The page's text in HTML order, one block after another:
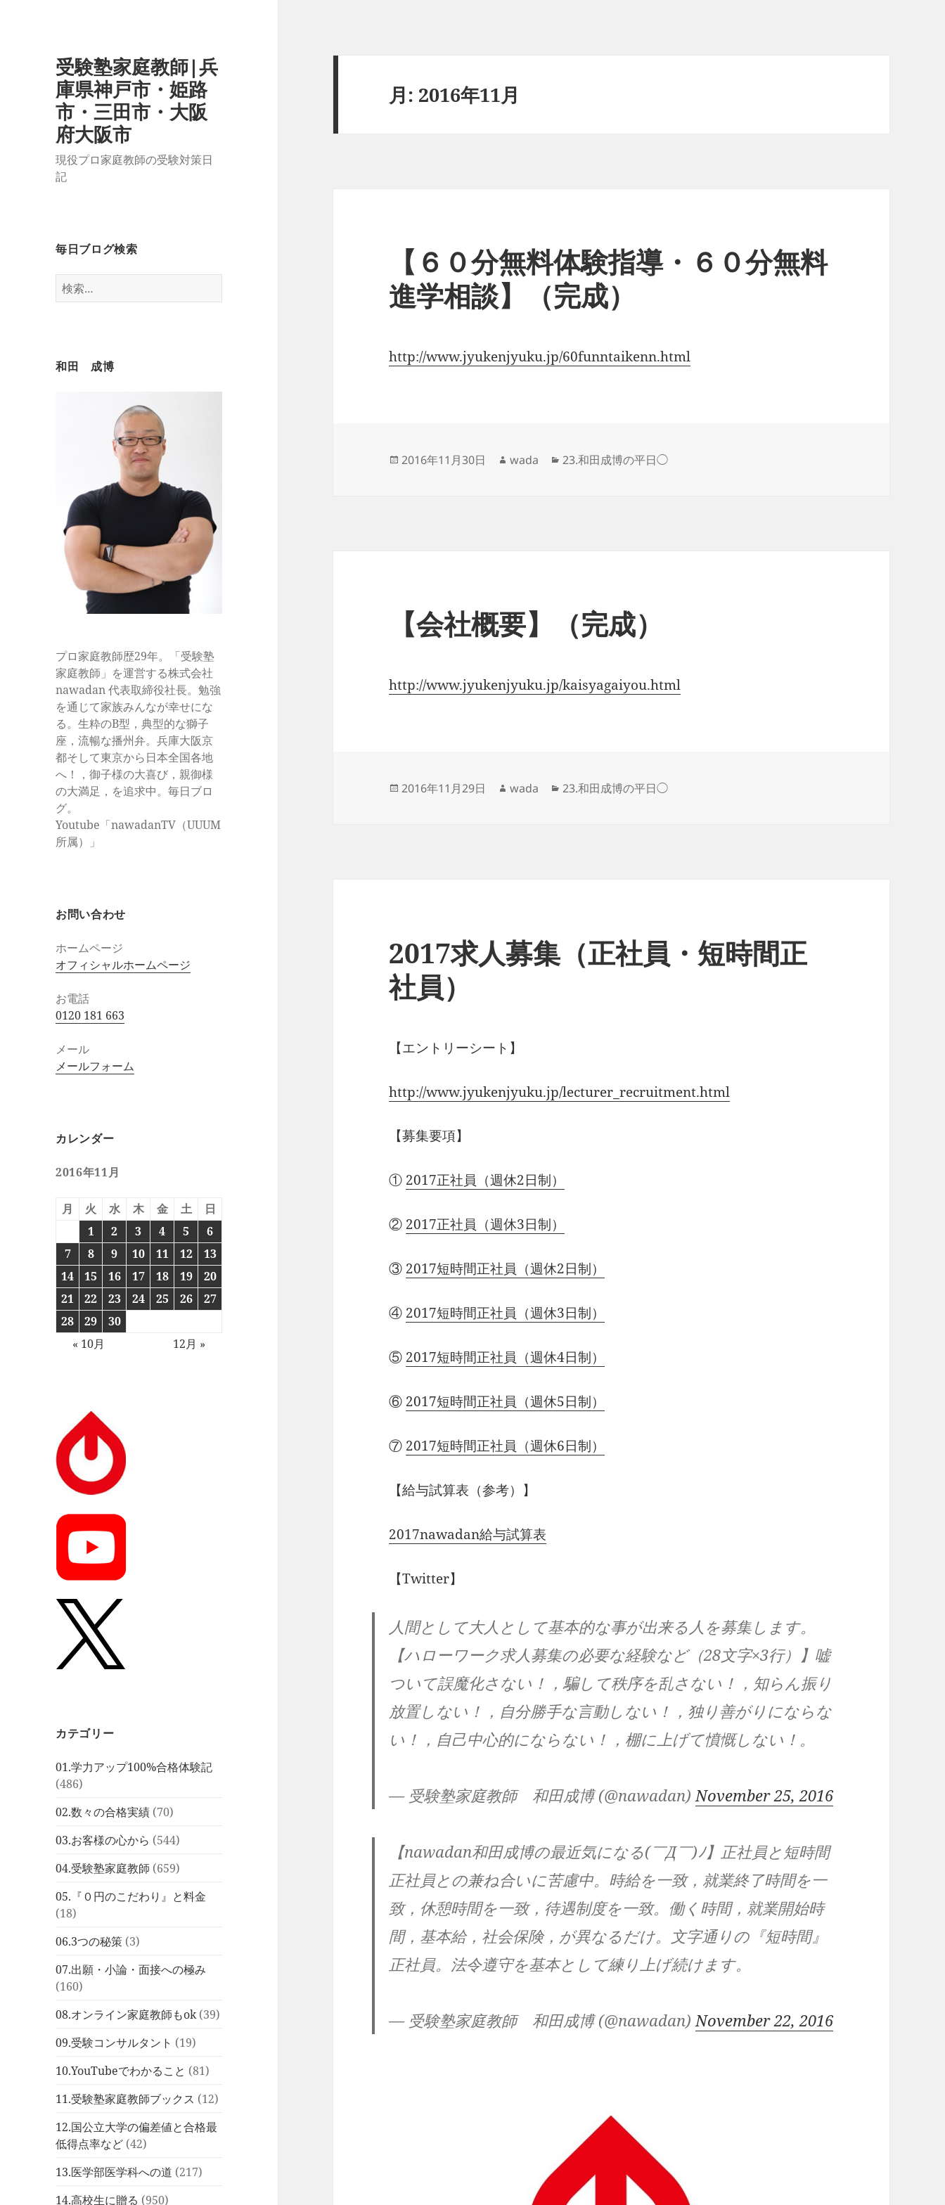
受験塾家庭教師|兵
庫県神戸市・姫路
市・三田市・大阪
府大阪市
現役プロ家庭教師の受験対策日
記
毎日ブログ検索
検
索:
和田 成博
プロ家庭教師歴29年。「受験塾
家庭教師」を運営する株式会社
nawadan 代表取締役社長。勉強
を通じて家族みんなが幸せにな
る。生粋のB型，典型的な獅子
座，流暢な播州弁。兵庫大阪京
都そして東京から日本全国各地
へ！，御子様の大喜び，親御様
の大満足，を追求中。毎日ブロ
グ。
Youtube「nawadanTV（UUUM
所属）」
お問い合わせ
ホームページ
オフィシャルホームページ
お電話
0120 181 663
メール
メールフォーム
カレンダー
2016年11月
月 火 水 木 金 土
日
1
2 3 4 5
6
7
8 9 10 11 12
13
14
15 16 17 18 19
20
21
22 23 24 25 26
27
28
29
30
« 10月
12月 »
カテゴリー
01.学力アップ100%合格体験記
(486)
02.数々の合格実績 (70)
03.お客様の心から (544)
04.受験塾家庭教師 (659)
05.『０円のこだわり』と料金
(18)
06.3つの秘策 (3)
07.出願・小論・面接への極み
(160)
08.オンライン家庭教師もok(39)
09.受験コンサルタント (19)
10.YouTubeでわかること (81)
11.受験塾家庭教師ブックス (12)
12.国公立大学の偏差値と合格最
低得点率など (42)
13.医学部医学科への道 (217)
14.高校生に贈る (950)
月: 2016年11月
【６０分無料体験指導・６０分無料
進学相談】（完成）
http://www.jyukenjyuku.jp/60funntaikenn.html
投
2016年11月30日
作
wada
カ
23.和田成博の平日◯
【会社概要】（完成）
http://www.jyukenjyuku.jp/kaisyagaiyou.html
投
2016年11月29日
作
wada
カ
23.和田成博の平日◯
2017求人募集（正社員・短時間正
社員）
【エントリーシート】
http://www.jyukenjyuku.jp/lecturer_recruitment.html
【募集要項】
① 2017正社員（週休2日制）
② 2017正社員（週休3日制）
③ 2017短時間正社員（週休2日制）
④ 2017短時間正社員（週休3日制）
⑤ 2017短時間正社員（週休4日制）
⑥ 2017短時間正社員（週休5日制）
⑦ 2017短時間正社員（週休6日制）
【給与試算表（参考）】
2017nawadan給与試算表
【Twitter】
人間として大人として基本的な事が出来る人を募集します。
【ハローワーク求人募集の必要な経験など（28文字×3行）】嘘
ついて誤魔化さない！，騙して秩序を乱さない！，知らん振り
放置しない！，自分勝手な言動しない！，独り善がりにならな
い！，自己中心的にならない！，棚に上げて憤慨しない！。
— 受験塾家庭教師 和田成博 (@nawadan)November 25, 2016
【nawadan和田成博の最近気になる(￣Д￣)ﾉ】正社員と短時間
正社員との兼ね合いに苦慮中。時給を一致，就業終了時間を一
致，休憩時間を一致，待遇制度を一致。働く時間，就業開始時
間，基本給，社会保険，が異なるだけ。文字通りの『短時間』
正社員。法令遵守を基本として練り上げ続けます。
— 受験塾家庭教師 和田成博 (@nawadan)November 22, 2016